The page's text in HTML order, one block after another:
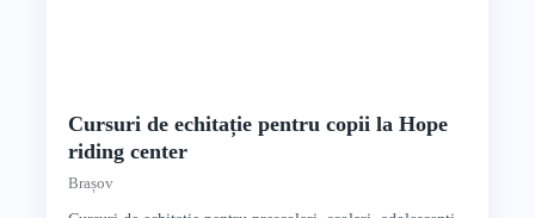
Cursuri de echitație pentru copii la Hope
riding center
Brașov